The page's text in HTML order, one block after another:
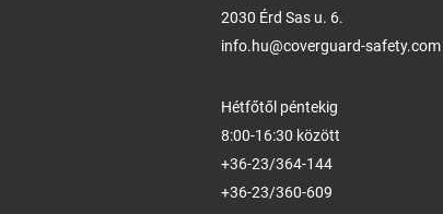
2030 Érd Sas u. 6.
info.hu@coverguard-safety.com
Hétfőtől péntekig
8:00-16:30 között
+36-23/364-144
+36-23/360-609